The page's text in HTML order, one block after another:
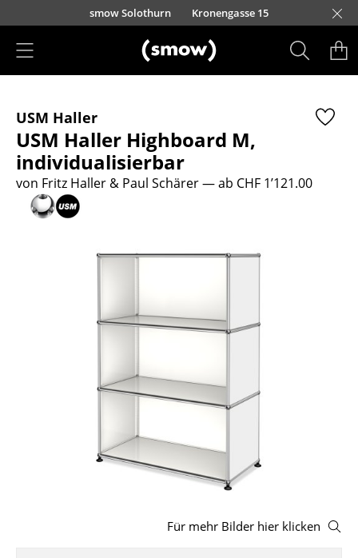
Direkt zum Inhaltsmow Solothurn Kronengasse 15
Sitzmöbel
Esszimmerstühle
Sofas
Sessel
Loungesessel
Freischwinger
USM Haller
USM Haller Highboard M,
individualisierbar
von Fritz Haller & Paul Schärer— ab CHF 1’121.00
Für mehr Bilder hier klicken